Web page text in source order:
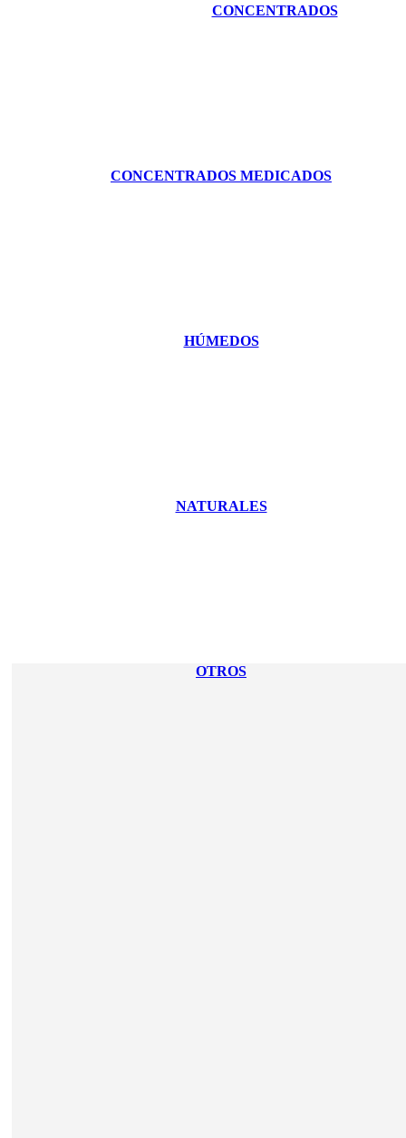
CONCENTRADOS
CONCENTRADOS MEDICADOS
HÚMEDOS
NATURALES
OTROS